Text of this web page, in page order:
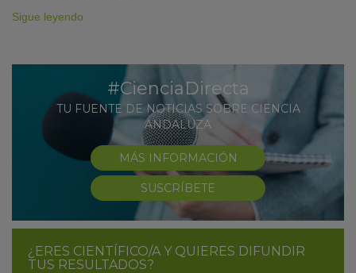
Sigue leyendo
#CienciaDirecta
TU FUENTE DE NOTICIAS SOBRE CIENCIA
ANDALUZA
MÁS INFORMACIÓN
SUSCRÍBETE
¿ERES CIENTÍFICO/A Y QUIERES DIFUNDIR
TUS RESULTADOS?